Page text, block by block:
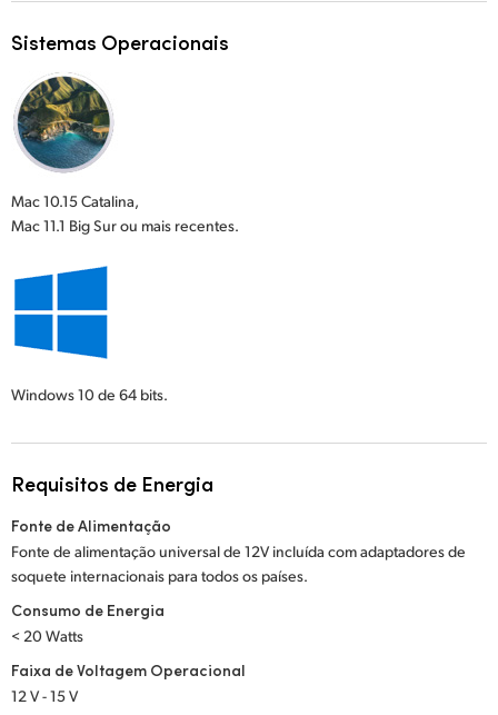
Sistemas Operacionais
Mac 10.15 Catalina,
Mac 11.1 Big Sur ou mais recentes.
Windows 10 de 64 bits.
Requisitos de Energia
Fonte de Alimentação
Fonte de alimentação universal de 12V incluída com adaptadores de
soquete internacionais para todos os países.
Consumo de Energia
< 20 Watts
Faixa de Voltagem Operacional
12 V - 15 V